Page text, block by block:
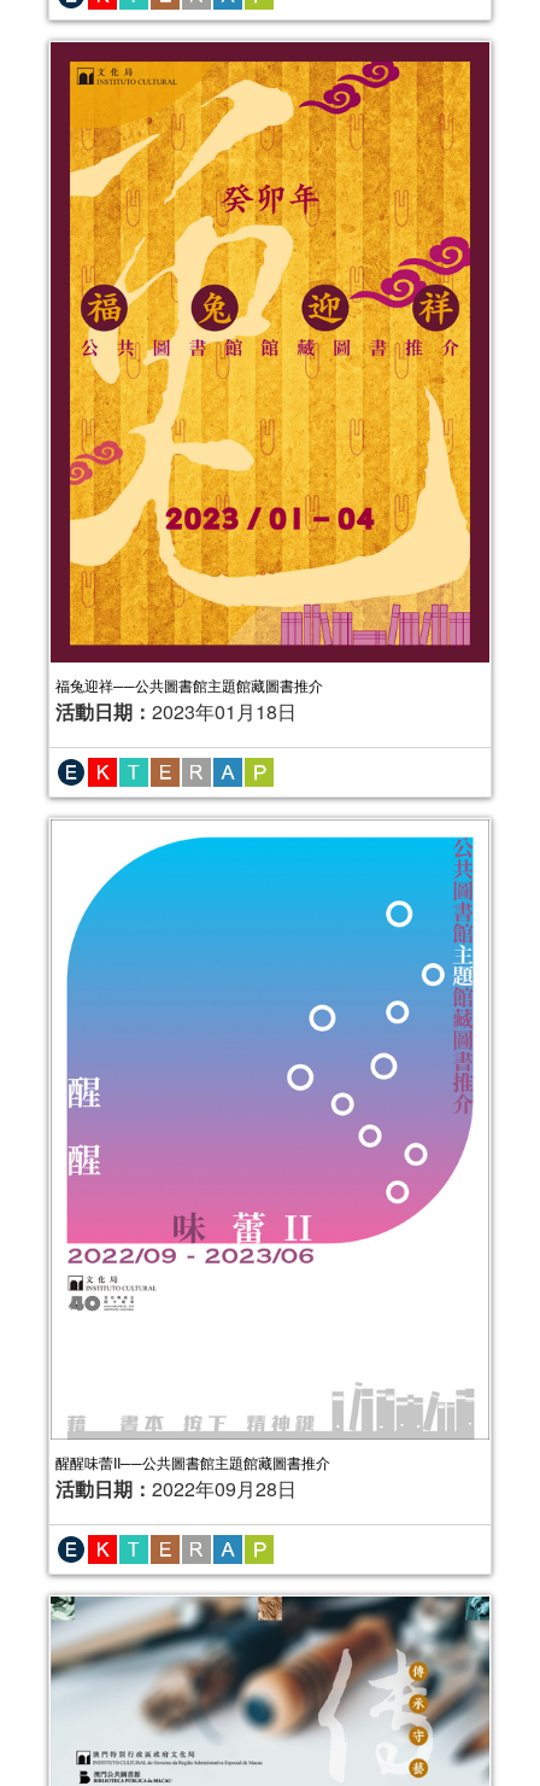
福兔迎祥──公共圖書館主題館藏圖書推介
活動日期： 2023年01月18日
醒醒味蕾II──公共圖書館主題館藏圖書推介
活動日期： 2022年09月28日